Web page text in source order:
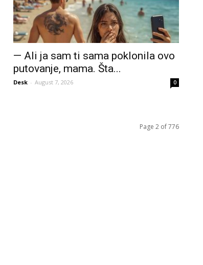
— Ali ja sam ti sama poklonila ovo
putovanje, mama. Šta...
Desk - August 7, 2026 0
Page 2 of 776